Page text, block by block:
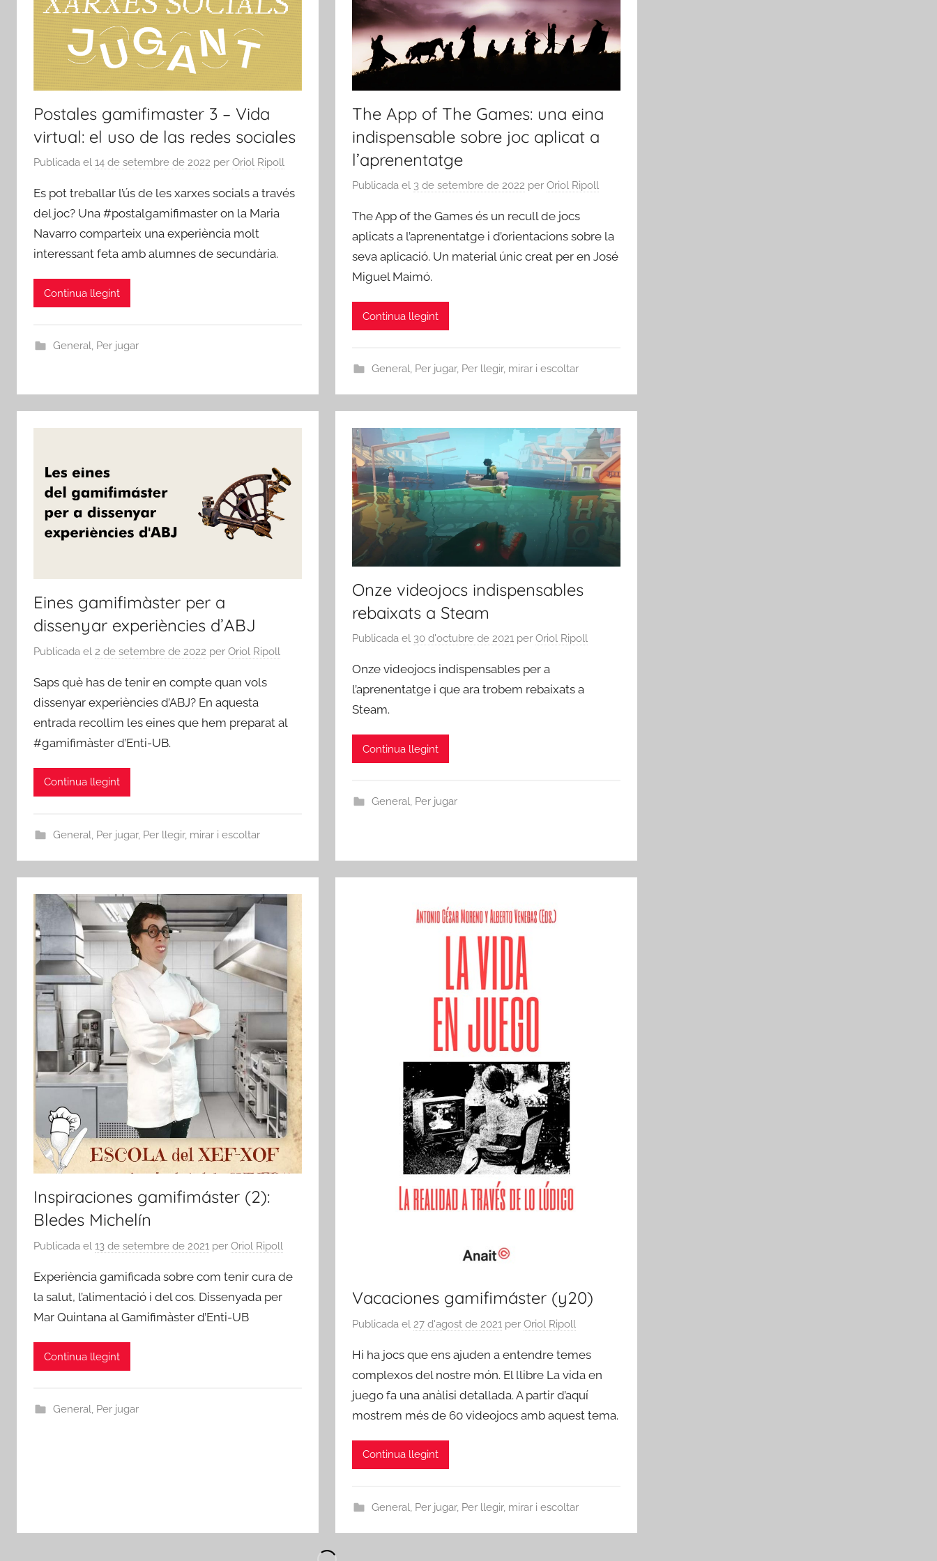
Postales gamifimaster 3 – Vida
virtual: el uso de las redes sociales
Publicada el 14 de setembre de 2022 per Oriol Ripoll
Es pot treballar l’ús de les xarxes socials a través
del joc? Una #postalgamifimaster on la Maria
Navarro comparteix una experiència molt
interessant feta amb alumnes de secundària.
Continua llegint
General, Per jugar
The App of The Games: una eina
indispensable sobre joc aplicat a
l’aprenentatge
Publicada el 3 de setembre de 2022 perOriol Ripoll
The App of the Games és un recull de jocs
aplicats a l’aprenentatge i d’orientacions sobre la
seva aplicació. Un material únic creat per en José
Miguel Maimó.
Continua llegint
General, Per jugar, Per llegir, mirar i escoltar
Eines gamifimàster per a
dissenyar experiències d’ABJ
Publicada el 2 de setembre de 2022 per Oriol Ripoll
Saps què has de tenir en compte quan vols
dissenyar experiències d’ABJ? En aquesta
entrada recollim les eines que hem preparat al
#gamifimàster d’Enti-UB.
Continua llegint
General, Per jugar, Per llegir, mirar i escoltar
Onze videojocs indispensables
rebaixats a Steam
Publicada el 30 d'octubre de 2021 perOriol Ripoll
Onze videojocs indispensables per a
l’aprenentatge i que ara trobem rebaixats a
Steam.
Continua llegint
General, Per jugar
Inspiraciones gamifimáster (2):
Bledes Michelín
Publicada el 13 de setembre de 2021 per Oriol Ripoll
Experiència gamificada sobre com tenir cura de
la salut, l’alimentació i del cos. Dissenyada per
Mar Quintana al Gamifimàster d’Enti-UB
Continua llegint
General, Per jugar
Vacaciones gamifimáster (y20)
Publicada el 27 d'agost de 2021 perOriol Ripoll
Hi ha jocs que ens ajuden a entendre temes
complexos del nostre món. El llibre La vida en
juego fa una anàlisi detallada. A partir d’aquí
mostrem més de 60 videojocs amb aquest tema.
Continua llegint
General, Per jugar, Per llegir, mirar i escoltar